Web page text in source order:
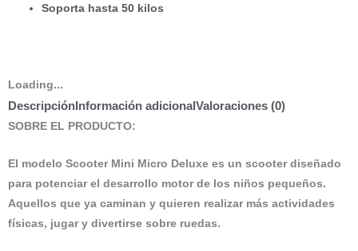
Soporta hasta 50 kilos
Loading...
DescripciónInformación adicionalValoraciones (0)
SOBRE EL PRODUCTO:
El modelo Scooter Mini Micro Deluxe es un scooter diseñado
para potenciar el desarrollo motor de los niños pequeños.
Aquellos que ya caminan y quieren realizar más actividades
físicas, jugar y divertirse sobre ruedas.